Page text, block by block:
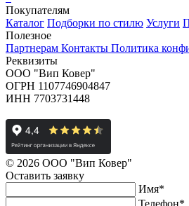
Покупателям
Каталог Подборки по стилю Услуги
Полезное
Партнерам Контакты Политика
Реквизиты
ООО "Вип Ковер"
ОГРН 1107746904847
ИНН 7703731448
© 2026 ООО "Вип Ковер"
Оставить заявку
Имя*
Телефон*